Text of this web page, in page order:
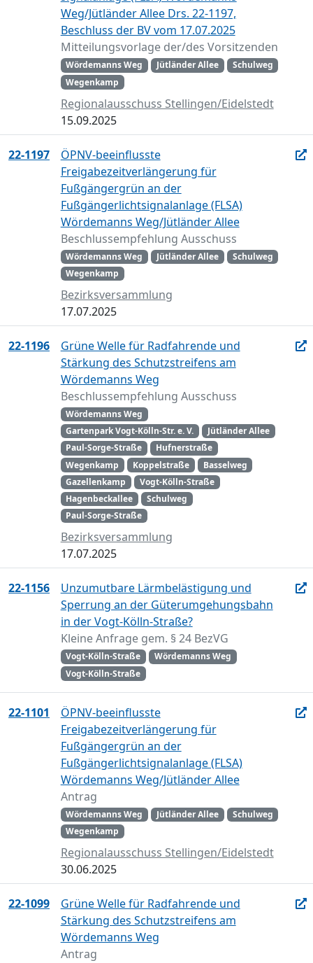
Weg/Jütländer Allee Drs. 22-1197,
Beschluss der BV vom 17.07.2025
Mitteilungsvorlage der/des Vorsitzenden
Wördemanns Weg Jütländer Allee
Schulweg
Wegenkamp
Regionalausschuss Stellingen/Eidelstedt
15.09.2025
22-1197
ÖPNV-beeinflusste
Freigabezeitverlängerung für
Fußgängergrün an der
Fußgängerlichtsignalanlage (FLSA)
Wördemanns Weg/Jütländer Allee
Beschlussempfehlung Ausschuss
Wördemanns Weg Jütländer Allee
Schulweg
Wegenkamp
Bezirksversammlung
17.07.2025
22-1196
Grüne Welle für Radfahrende und
Stärkung des Schutzstreifens am
Wördemanns Weg
Beschlussempfehlung Ausschuss
Wördemanns Weg
Gartenpark Vogt-Kölln-Str. e. V.
Jütländer Allee
Paul-Sorge-Straße
Hufnerstraße
Wegenkamp
Koppelstraße
Basselweg
Gazellenkamp
Vogt-Kölln-Straße
Hagenbeckallee
Schulweg
Paul-Sorge-Straße
Bezirksversammlung
17.07.2025
22-1156
Unzumutbare Lärmbelästigung und
Sperrung an der Güterumgehungsbahn
in der Vogt-Kölln-Straße?
Kleine Anfrage gem. § 24 BezVG
Vogt-Kölln-Straße
Wördemanns Weg
Vogt-Kölln-Straße
22-1101
ÖPNV-beeinflusste
Freigabezeitverlängerung für
Fußgängergrün an der
Fußgängerlichtsignalanlage (FLSA)
Wördemanns Weg/Jütländer Allee
Antrag
Wördemanns Weg Jütländer Allee
Schulweg
Wegenkamp
Regionalausschuss Stellingen/Eidelstedt
30.06.2025
22-1099
Grüne Welle für Radfahrende und
Stärkung des Schutzstreifens am
Wördemanns Weg
Antrag